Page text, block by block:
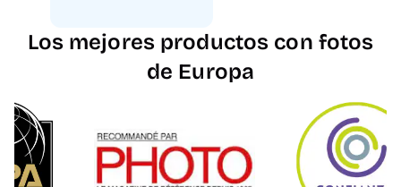
Los mejores productos con fotos
de Europa